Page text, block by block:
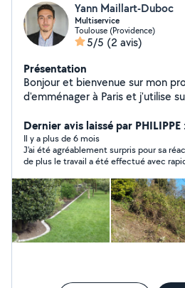
Yann Maillart-Duboc
Multiservice
Toulouse (Providence)
5/5 (2 avis)
Présentation
Bonjour et bienvenue sur mon
d'emménager à Paris et j'utilise
moment je cherche surtout des
disposant d'un utilitaire pour
meubles, mais je peux aussi
sujets. Je bricole un peu de tout : petites réparations,
montage, informatique,
dans l'automatisation et
quelqu'un veut optimiser un
truc, je peux aider. Toujours partant pour échanger un
service, un conseil, ou juste
Dernier avis laissé par
Il y a plus de 6 mois
J'ai été agréablement surpris pour sa
de plus le travail a été effectué avec